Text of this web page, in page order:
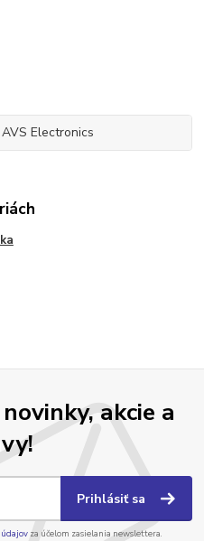
AVS Electronics
akcie a
Prihlásiť sa
za účelom zasielania newslettera.